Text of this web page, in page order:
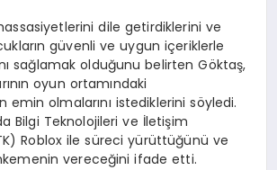
dile getirdiklerini ve
güvenli ve uygun içeriklerle
sağlamak olduğunu belirten Göktaş,
oyun ortamındaki
emin olmalarını istediklerini söyledi.
Bilgi Teknolojileri ve İletişim
Roblox ile süreci yürüttüğünü ve
vereceğini ifade etti.